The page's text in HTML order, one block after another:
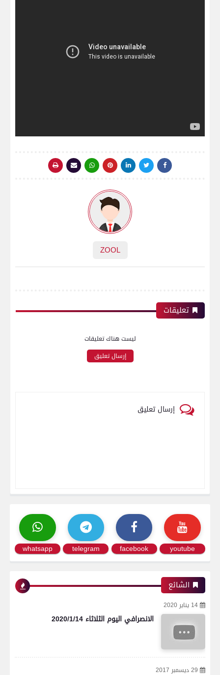
ZOOL
تعليقات
ليست هناك تعليقات
إرسال تعليق
إرسال تعليق
youtube
facebook
telegram
whatsapp
الشائع
14 يناير 2020
الانصرافي اليوم الثلاثاء 2020/1/14
29 ديسمبر 2017